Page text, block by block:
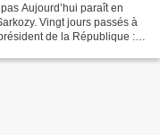
Aujourd’hui paraît en
Vingt jours passés à
de la République :